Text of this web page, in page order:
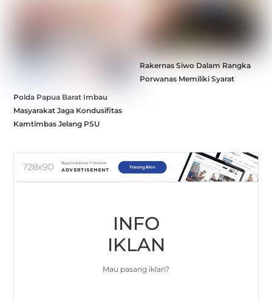
Polda Papua Barat Imbau
Masyarakat Jaga Kondusifitas
Kamtimbas Jelang PSU
Rakernas Siwo Dalam Rangka
Porwanas Memiliki Syarat
INFO
IKLAN
Mau pasang iklan?